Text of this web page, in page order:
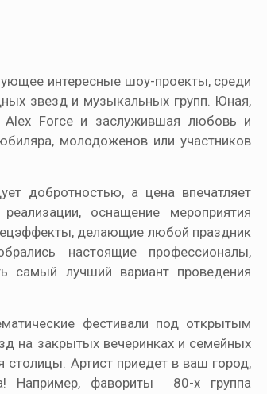
интересные шоу-проекты, среди
звезд и музыкальных групп. Юная,
Alex Force и заслужившая любовь и
молодоженов или участников
добротностью, а цена впечатляет
оснащение мероприятия
делающие любой праздник
настоящие профессионалы,
лучший вариант проведения
фестивали под открытым
на закрытых вечеринках и семейных
столицы. Артист приедет в ваш город,
Например, фавориты 80-х группа